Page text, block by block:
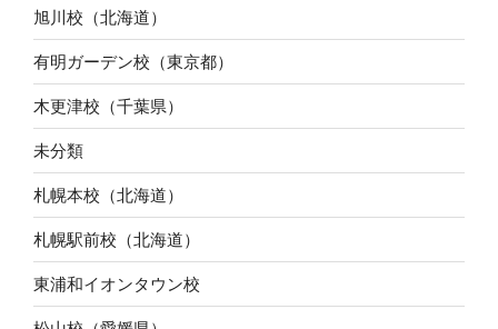
旭川校（北海道）
有明ガーデン校（東京都）
木更津校（千葉県）
未分類
札幌本校（北海道）
札幌駅前校（北海道）
東浦和イオンタウン校